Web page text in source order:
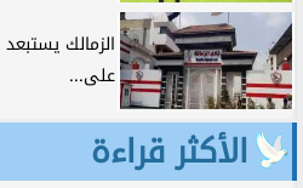
على...
الأكثر قراءة